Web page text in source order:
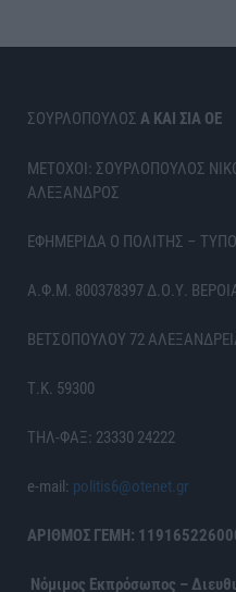
ΣΟΥΡΛΟΠΟΥΛΟΣ Α ΚΑΙ ΣΙΑ ΟΕ
ΜΕΤΟΧΟΙ: ΣΟΥΡΛΟΠΟΥΛΟΣ
ΑΛΕΞΑΝΔΡΟΣ
ΕΦΗΜΕΡΙΔΑ Ο ΠΟΛΙΤΗΣ –
Α.Φ.Μ. 800378397 Δ.Ο.Υ.
ΒΕΤΣΟΠΟΥΛΟΥ 72
Τ.Κ. 59300
ΤΗΛ-ΦΑΞ: 23330 24222
e-mail: politis6@otenet.gr
ΑΡΙΘΜΟΣ ΓΕΜΗ:
Νόμιμος Εκπρόσωπος –